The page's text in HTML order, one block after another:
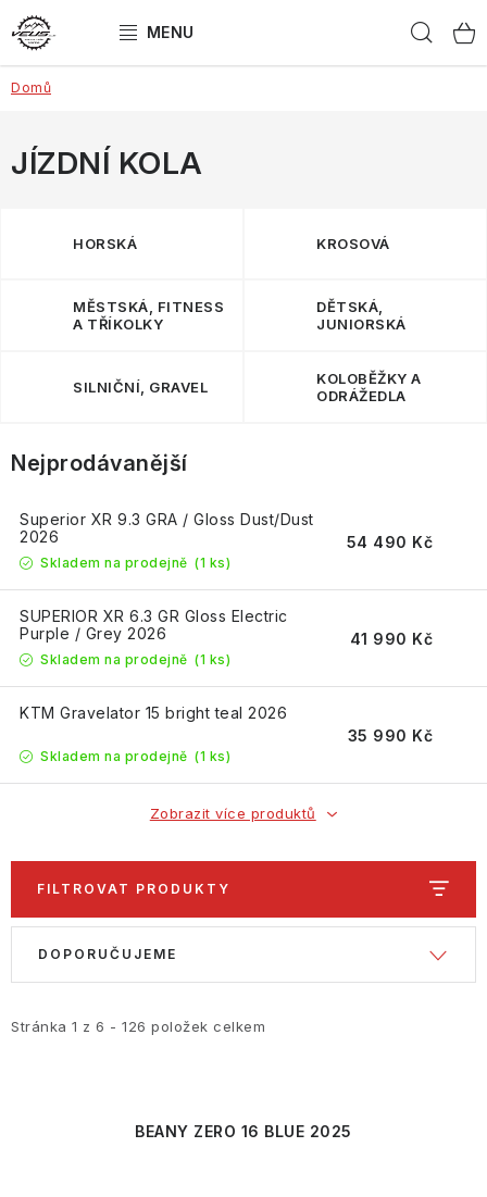
na
obsah
ELEKTROKOLA
JÍZDNÍ KOLA
Obchodní podmínky
Jak vybrat kolo?
Doprava a platba
Reklamace Splátkový prodej
Domů
JÍZDNÍ KOLA
HORSKÁ KROSOVÁ
MĚSTSKÁ, FITNESS
A TŘÍKOLKY
DĚTSKÁ,
JUNIORSKÁ
SILNIČNÍ, GRAVEL
KOLOBĚŽKY A
ODRÁŽEDLA
Nejprodávanější
Superior XR 9.3 GRA / Gloss Dust/Dust
2026
Skladem na prodejně (1 ks)
54 490 Kč
SUPERIOR XR 6.3 GR Gloss Electric
Purple / Grey 2026
Skladem na prodejně (1 ks)
41 990 Kč
KTM Gravelator 15 bright teal 2026
Skladem na prodejně (1 ks)
35 990 Kč
Zobrazit více produktů
FILTROVAT PRODUKTY
i
Stránka 1 z 6 - 126 položek celkem
e
DOPORUČUJEME
BEANY ZERO 16 BLUE 2025